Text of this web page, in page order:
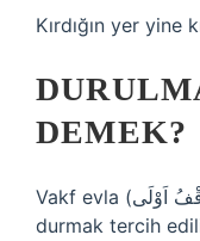
Kırdığın yer yine
DEMEK?
Vakf evla (اَلْوَقْفُ اَوْلَى), Vasl caizdir. Dolayısıyla
durmak tercih